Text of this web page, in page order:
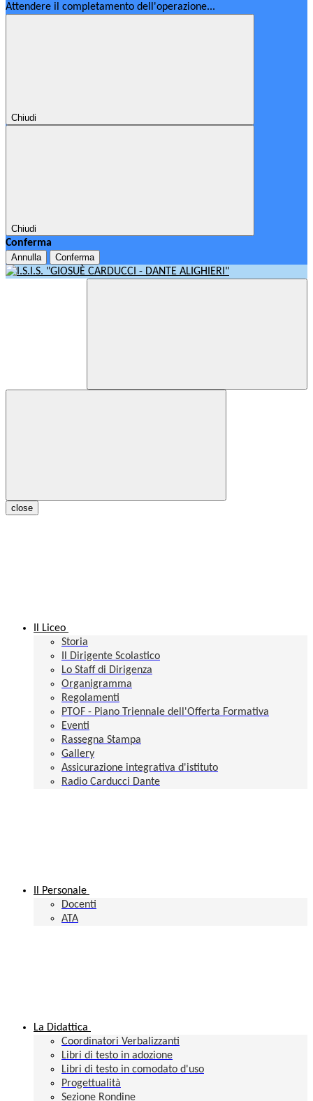
Attendere il completamento dell'operazione...
Chiudi
Chiudi
Conferma
Annulla Conferma
close
Il Liceo
Storia
Il Dirigente Scolastico
Lo Staff di Dirigenza
Organigramma
Regolamenti
PTOF - Piano Triennale dell'Offerta Formativa
Eventi
Rassegna Stampa
Gallery
Assicurazione integrativa d'istituto
Radio Carducci Dante
Il Personale
Docenti
ATA
La Didattica
Coordinatori Verbalizzanti
Libri di testo in adozione
Libri di testo in comodato d'uso
Progettualità
Sezione Rondine